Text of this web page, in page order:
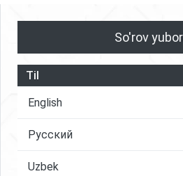
So'rov
Til
English
Русский
Uzbek